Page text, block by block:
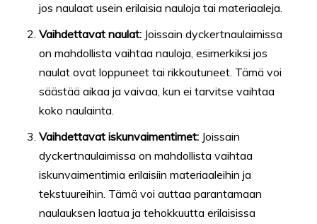
jos naulaat usein erilaisia ​​nauloja tai materiaaleja.
Vaihdettavat naulat: Joissain dyckertnaulaimissa
on mahdollista vaihtaa nauloja, esimerkiksi jos
naulat ovat loppuneet tai rikkoutuneet. Tämä voi
säästää aikaa ja vaivaa, kun ei tarvitse vaihtaa
koko naulainta.
Vaihdettavat iskunvaimentimet: Joissain
dyckertnaulaimissa on mahdollista vaihtaa
iskunvaimentimia erilaisiin materiaaleihin ja
tekstuureihin. Tämä voi auttaa parantamaan
naulauksen laatua ja tehokkuutta erilaisissa